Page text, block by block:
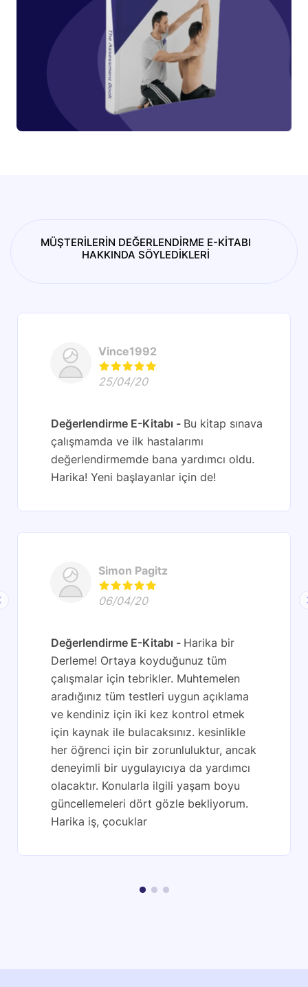
MÜŞTERİLERİN DEĞERLENDİRME E-KİTABI
HAKKINDA SÖYLEDİKLERİ
Vince1992
25/04/20
Değerlendirme E-Kitabı
Bu kitap sınava
çalışmamda ve ilk hastalarımı
değerlendirmemde bana yardımcı oldu.
Harika! Yeni başlayanlar için de!
Simon Pagitz
06/04/20
Değerlendirme E-Kitabı
Harika bir
Derleme! Ortaya koyduğunuz tüm
çalışmalar için tebrikler. Muhtemelen
aradığınız tüm testleri uygun açıklama
ve kendiniz için iki kez kontrol etmek
için kaynak ile bulacaksınız. kesinlikle
her öğrenci için bir zorunluluktur, ancak
deneyimli bir uygulayıcıya da yardımcı
olacaktır. Konularla ilgili yaşam boyu
güncellemeleri dört gözle bekliyorum.
Harika iş, çocuklar